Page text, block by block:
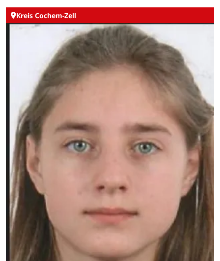
Kreis Cochem-Zell